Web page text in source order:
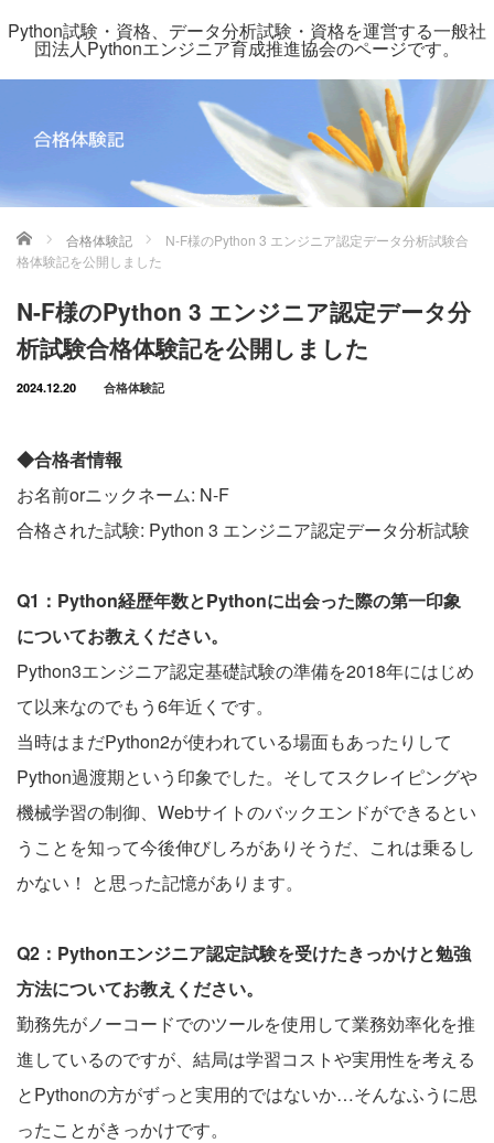
Python試験・資格、データ分析試験・資格を運営する一般社
団法人Pythonエンジニア育成推進協会のページです。
ホーム 合格体験記
N-F様のPython 3 エンジニア認定データ分析試験合
格体験記を公開しました
N-F様のPython 3 エンジニア認定データ分
析試験合格体験記を公開しました
2024.12.20 合格体験記
◆合格者情報
お名前orニックネーム: N-F
合格された試験: Python 3 エンジニア認定データ分析試験
Q1：Python経歴年数とPythonに出会った際の第一印象
についてお教えください。
Python3エンジニア認定基礎試験の準備を2018年にはじめ
て以来なのでもう6年近くです。
当時はまだPython2が使われている場面もあったりして
Python過渡期という印象でした。そしてスクレイピングや
機械学習の制御、Webサイトのバックエンドができるとい
うことを知って今後伸びしろがありそうだ、これは乗るし
かない！ と思った記憶があります。
Q2：Pythonエンジニア認定試験を受けたきっかけと勉強
方法についてお教えください。
勤務先がノーコードでのツールを使用して業務効率化を推
進しているのですが、結局は学習コストや実用性を考える
とPythonの方がずっと実用的ではないか…そんなふうに思
ったことがきっかけです。